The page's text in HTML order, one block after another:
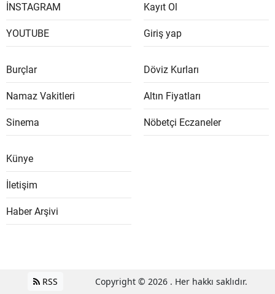
İNSTAGRAM
YOUTUBE
Kayıt Ol
Giriş yap
Burçlar
Namaz Vakitleri
Sinema
Döviz Kurları
Altın Fiyatları
Nöbetçi Eczaneler
Künye
İletişim
Haber Arşivi
RSS Copyright © 2026 . Her hakkı saklıdır.